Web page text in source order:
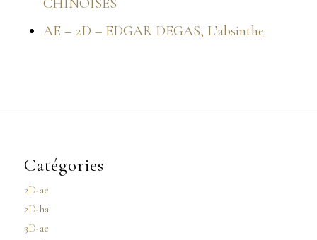
CHINOISES
AE – 2D – EDGAR DEGAS, L’absinthe.
Catégories
2D-ae
2D-ha
3D-ae